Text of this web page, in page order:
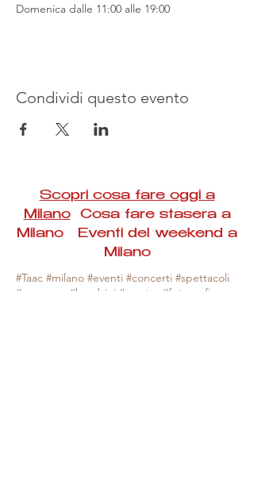
Domenica dalle 11:00 alle 19:00
Condividi questo evento
Scopri cosa fare oggi a
MilanoCosa fare stasera a
Milano Eventi del weekend a
Milano
#Taac #milano #eventi #concerti #spettacoli
#rassegne #bambini #mostre #fotografia